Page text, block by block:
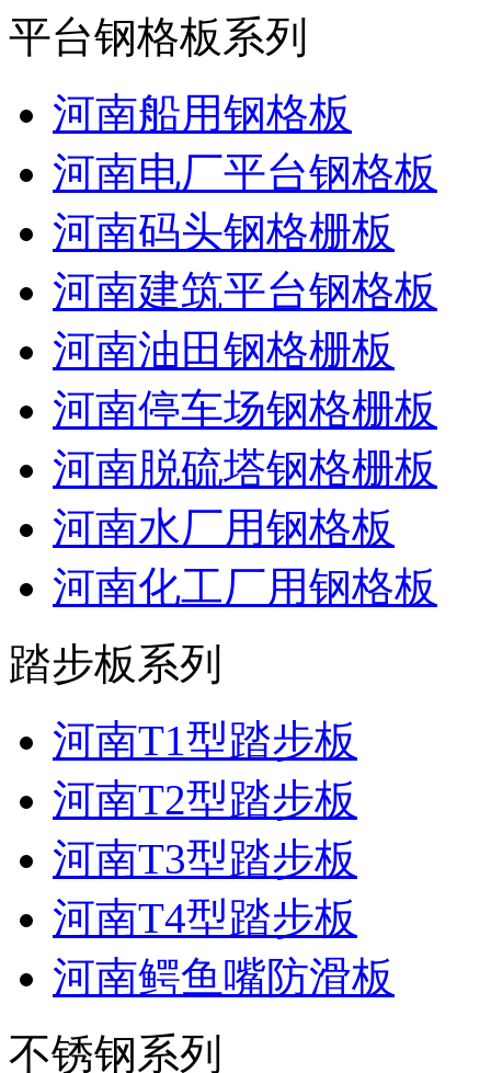
平台钢格板系列
河南船用钢格板
河南电厂平台钢格板
河南码头钢格栅板
河南建筑平台钢格板
河南油田钢格栅板
河南停车场钢格栅板
河南脱硫塔钢格栅板
河南水厂用钢格板
河南化工厂用钢格板
踏步板系列
河南T1型踏步板
河南T2型踏步板
河南T3型踏步板
河南T4型踏步板
河南鳄鱼嘴防滑板
不锈钢系列